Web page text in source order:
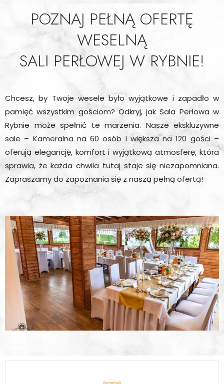
POZNAJ PEŁNĄ OFERTĘ
WESELNĄ
SALI PERŁOWEJ W RYBNIE!
Chcesz, by Twoje wesele było wyjątkowe i zapadło w
pamięć wszystkim gościom? Odkryj, jak Sala Perłowa w
Rybnie może spełnić te marzenia. Nasze ekskluzywne
sale – Kameralna na 60 osób i większa na 120 gości –
oferują elegancję, komfort i wyjątkową atmosferę, która
sprawia, że każda chwila tutaj staje się niezapomniana.
Zapraszamy do zapoznania się z naszą pełną ofertą!